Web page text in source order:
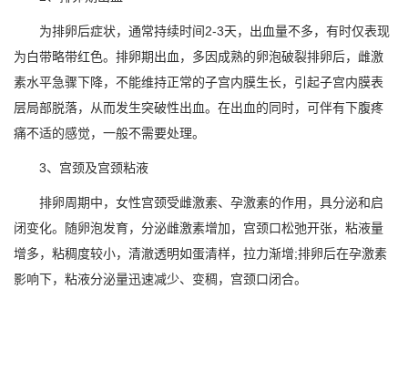
为排卵后症状，通常持续时间2-3天，出血量不多，有时仅表现
为白带略带红色。排卵期出血，多因成熟的卵泡破裂排卵后，雌激
素水平急骤下降，不能维持正常的子宫内膜生长，引起子宫内膜表
层局部脱落，从而发生突破性出血。在出血的同时，可伴有下腹疼
痛不适的感觉，一般不需要处理。
3、宫颈及宫颈粘液
排卵周期中，女性宫颈受雌激素、孕激素的作用，具分泌和启
闭变化。随卵泡发育，分泌雌激素增加，宫颈口松弛开张，粘液量
增多，粘稠度较小，清澈透明如蛋清样，拉力渐增;排卵后在孕激素
影响下，粘液分泌量迅速减少、变稠，宫颈口闭合。